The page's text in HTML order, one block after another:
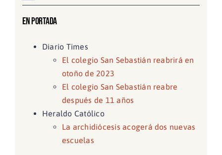
En portada
Diario Times
El colegio San Sebastián reabrirá en
otoño de 2023
El colegio San Sebastián reabre
después de 11 años
Heraldo Católico
La archidiócesis acogerá dos nuevas
escuelas